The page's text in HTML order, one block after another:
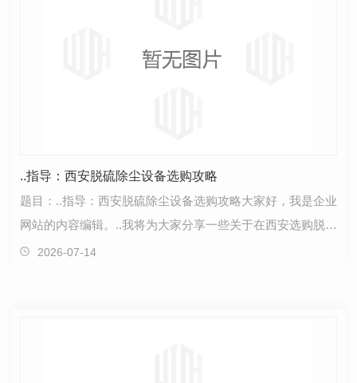
..指导：西安脱硫除尘设备选购攻略
题目：..指导：西安脱硫除尘设备选购攻略大家好，我是企业
网站的内容编辑。..我将为大家分享一些关于在西安选购脱
硫、除尘设备时的一些建议。首先，选择合适的脱硫…
2026-07-14